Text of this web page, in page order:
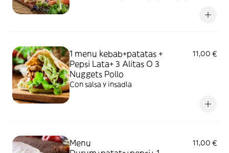
1 menu kebab+patatas +
Pepsi Lata+ 3 Alitas O 3
Nuggets Pollo
11,00 €
Con salsa y insadla
Menu
11,00 €